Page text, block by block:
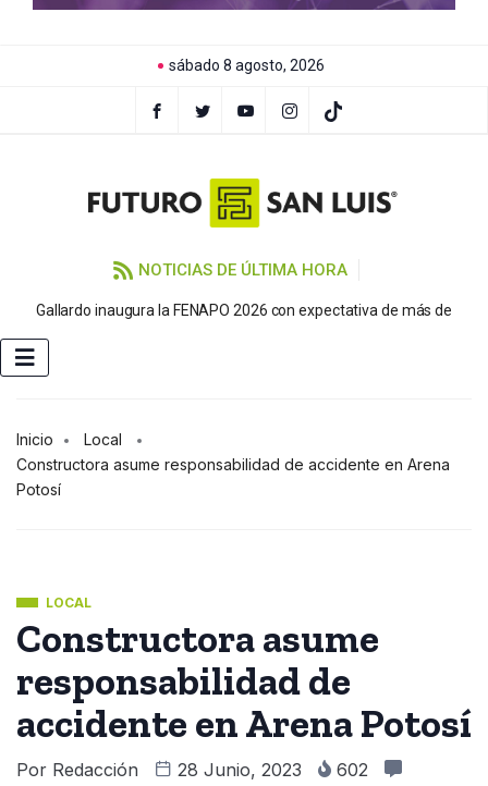
sábado 8 agosto, 2026
NOTICIAS DE ÚLTIMA HORA
Gallardo inaugura la FENAPO 2026 con expectativa de más de
Inicio
Local
Constructora asume responsabilidad de accidente en Arena
Potosí
LOCAL
Constructora asume
responsabilidad de
accidente en Arena Potosí
Por Redacción 28 Junio, 2023
602